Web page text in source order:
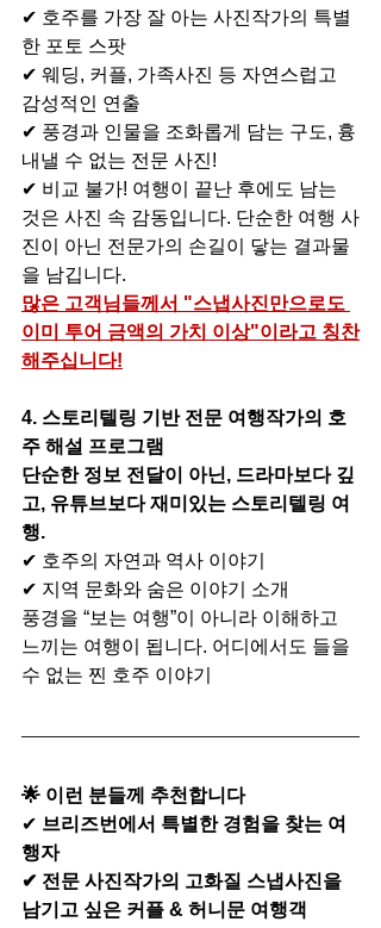
✔ 호주를 가장 잘 아는 사진작가의 특별
한 포토 스팟
✔ 웨딩, 커플, 가족사진 등 자연스럽고
감성적인 연출
✔ 풍경과 인물을 조화롭게 담는 구도, 흉
내낼 수 없는 전문 사진!
✔ 비교 불가! 여행이 끝난 후에도 남는
것은 사진 속 감동입니다. 단순한 여행 사
진이 아닌 전문가의 손길이 닿는 결과물
을 남깁니다.
많은 고객님들께서 "스냅사진만으로도
이미 투어 금액의 가치 이상"이라고 칭찬
해주십니다!
4. 스토리텔링 기반 전문 여행작가의 호
주 해설 프로그램
단순한 정보 전달이 아닌, 드라마보다 깊
고, 유튜브보다 재미있는 스토리텔링 여
행.
✔ 호주의 자연과 역사 이야기
✔ 지역 문화와 숨은 이야기 소개
풍경을 “보는 여행”이 아니라 이해하고
느끼는 여행이 됩니다. 어디에서도 들을
수 없는 찐 호주 이야기
🌟 이런 분들께 추천합니다
✔ 브리즈번에서 특별한 경험을 찾는 여
행자
✔ 전문 사진작가의 고화질 스냅사진을
남기고 싶은 커플 & 허니문 여행객